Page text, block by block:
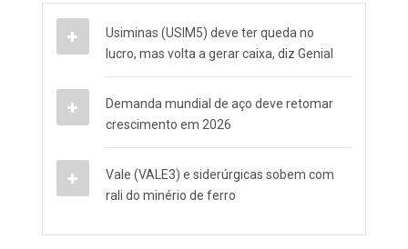
Usiminas (USIM5) deve ter queda no
lucro, mas volta a gerar caixa, diz Genial
Demanda mundial de aço deve retomar
crescimento em 2026
Vale (VALE3) e siderúrgicas sobem com
rali do minério de ferro